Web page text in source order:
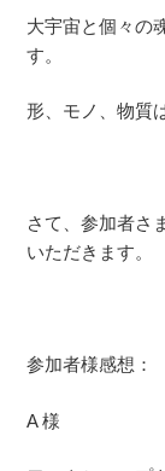
大宇宙と個々の
す。
形、モノ、物質
さて、参加者さ
いただきます。
参加者様感想：
A 様